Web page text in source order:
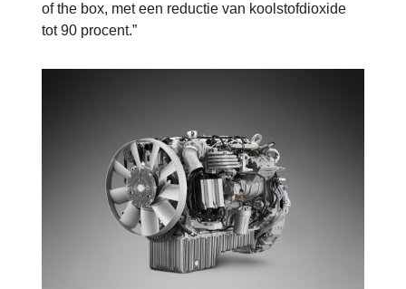
of the box, met een reductie van koolstofdioxide
tot 90 procent.”